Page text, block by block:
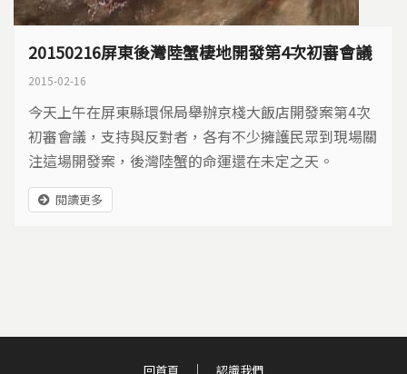
20150216屏東後灣陸蟹棲地開發第4次初審會議
2015-02-16
今天上午在屏東縣環保局舉辦京棧大飯店開發案第4次
初審會議，支持與反對者，各有不少擁護民眾到現場關
注這場開發案，後灣陸蟹的命運還在未定之天。
閱讀更多
回首頁 認識我們